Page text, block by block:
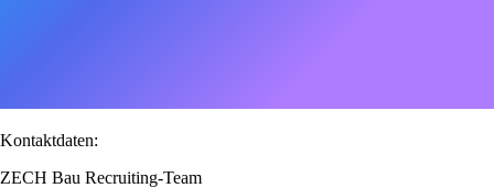
Kontaktdaten:
ZECH Bau Recruiting-Team